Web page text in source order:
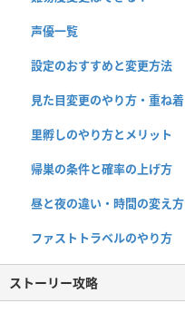
声優一覧
設定のおすすめと変更方法
見た目変更のやり方・重ね着
里孵しのやり方とメリット
帰巣の条件と確率の上げ方
昼と夜の違い・時間の変え方
ファストトラベルのやり方
ストーリー攻略